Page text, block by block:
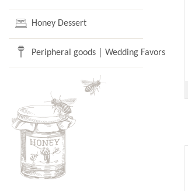
Honey Dessert
Peripheral goods｜Wedding Favors